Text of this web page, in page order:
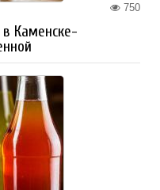
750
Каменске-